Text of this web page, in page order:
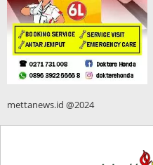
mettanews.id @2024